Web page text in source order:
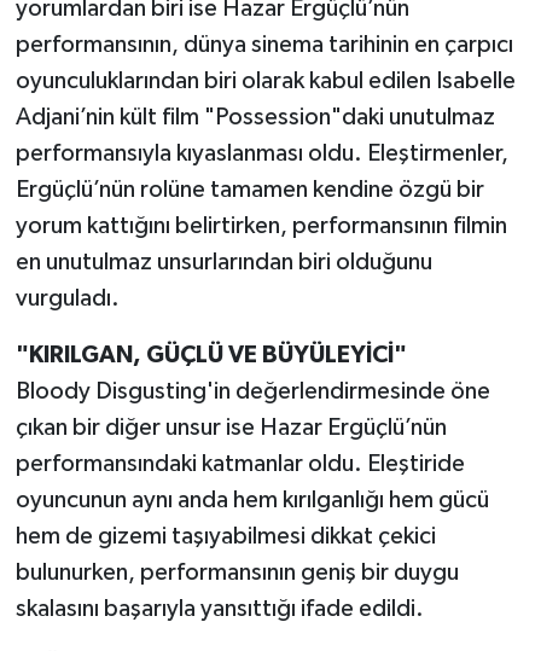
yorumlardan biri ise Hazar Ergüçlü’nün
performansının, dünya sinema tarihinin en çarpıcı
oyunculuklarından biri olarak kabul edilen Isabelle
Adjani’nin kült film "Possession"daki unutulmaz
performansıyla kıyaslanması oldu. Eleştirmenler,
Ergüçlü’nün rolüne tamamen kendine özgü bir
yorum kattığını belirtirken, performansının filmin
en unutulmaz unsurlarından biri olduğunu
vurguladı.
"KIRILGAN, GÜÇLÜ VE BÜYÜLEYİCİ"
Bloody Disgusting'in değerlendirmesinde öne
çıkan bir diğer unsur ise Hazar Ergüçlü’nün
performansındaki katmanlar oldu. Eleştiride
oyuncunun aynı anda hem kırılganlığı hem gücü
hem de gizemi taşıyabilmesi dikkat çekici
bulunurken, performansının geniş bir duygu
skalasını başarıyla yansıttığı ifade edildi.